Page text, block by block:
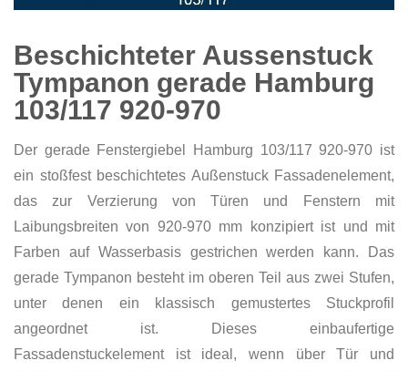
Beschichteter Aussenstuck
Tympanon gerade Hamburg
103/117 920-970
Der gerade Fenstergiebel Hamburg 103/117 920-970 ist
ein stoßfest beschichtetes Außenstuck Fassadenelement,
das zur Verzierung von Türen und Fenstern mit
Laibungsbreiten von 920-970 mm konzipiert ist und mit
Farben auf Wasserbasis gestrichen werden kann. Das
gerade Tympanon besteht im oberen Teil aus zwei Stufen,
unter denen ein klassisch gemustertes Stuckprofil
angeordnet ist. Dieses einbaufertige
Fassadenstuckelement ist ideal, wenn über Tür und